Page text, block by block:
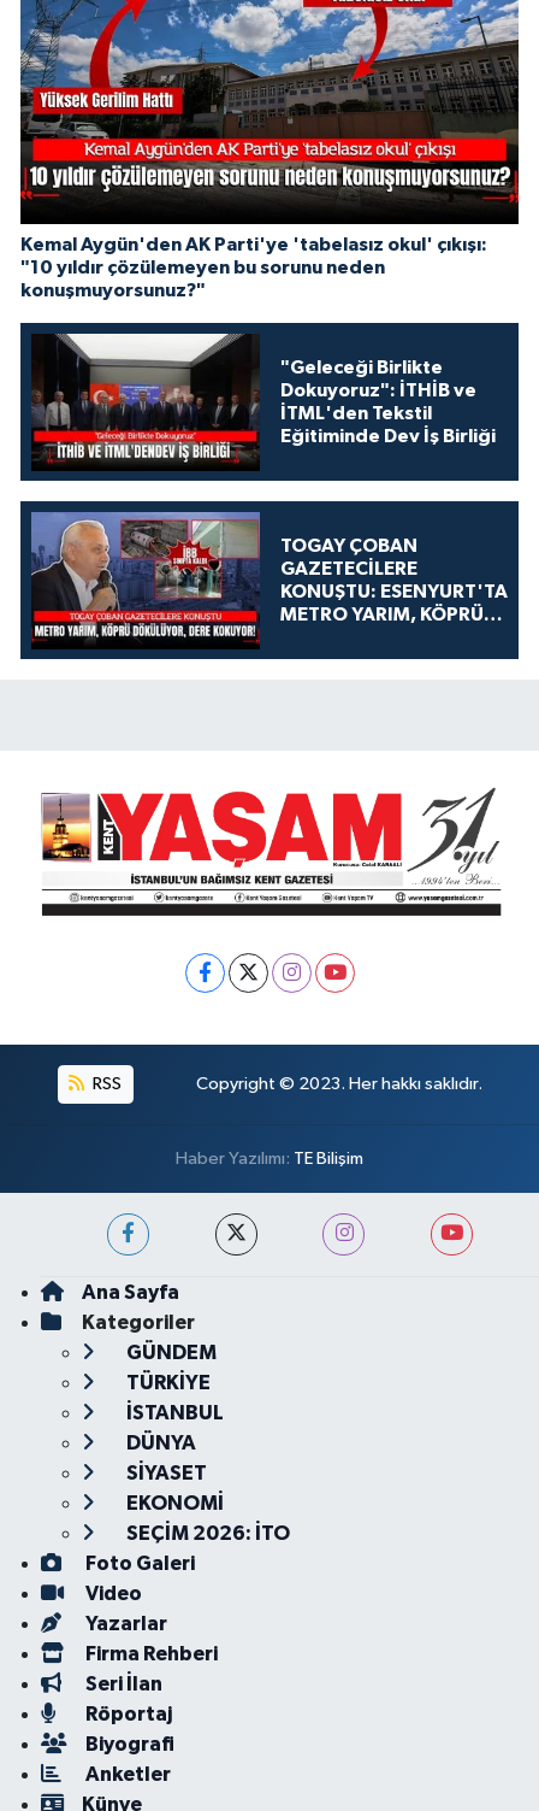
Kemal Aygün'den AK Parti'ye 'tabelasız okul' çıkışı:
"10 yıldır çözülemeyen bu sorunu neden
konuşmuyorsunuz?"
"Geleceği Birlikte
Dokuyoruz": İTHİB ve
İTML'den Tekstil
Eğitiminde Dev İş Birliği
TOGAY ÇOBAN
GAZETECİLERE
KONUŞTU: ESENYURT'TA
METRO YARIM, KÖPRÜ
KOKUYOR!
RSS Copyright © 2023. Her hakkı saklıdır.
Haber Yazılımı: TE Bilişim
Ana Sayfa
Kategoriler
GÜNDEM
TÜRKİYE
İSTANBUL
DÜNYA
SİYASET
EKONOMİ
SEÇİM 2026: İTO
Foto Galeri
Video
Yazarlar
Firma Rehberi
Seri İlan
Röportaj
Biyografi
Anketler
Künye